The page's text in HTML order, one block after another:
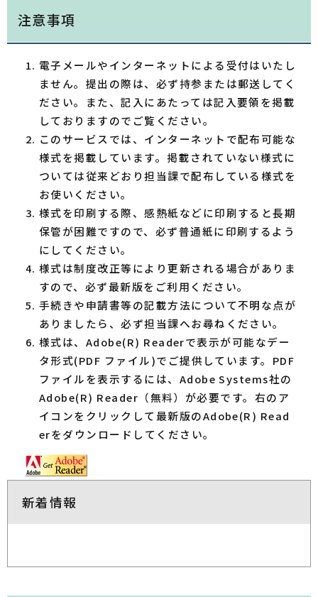
注意事項
電子メールやインターネットによる受付はいたし
ません。提出の際は、必ず持参または郵送してく
ださい。また、記入にあたっては記入要領を掲載
しておりますのでご覧ください。
このサービスでは、インターネットで配布可能な
様式を掲載しています。掲載されていない様式に
ついては従来どおり担当課で配布している様式を
お使いください。
様式を印刷する際、感熱紙などに印刷すると長期
保管が困難ですので、必ず普通紙に印刷するよう
にしてください。
様式は制度改正等により更新される場合がありま
すので、必ず最新版をご利用ください。
手続きや申請書等の記載方法について不明な点が
ありましたら、必ず担当課へお尋ねください。
様式は、Adobe(R) Readerで表示が可能なデー
タ形式(PDF ファイル)でご提供しています。PDF
ファイルを表示するには、Adobe Systems社の
Adobe(R) Reader（無料）が必要です。右のア
イコンをクリックして最新版のAdobe(R) Read
erをダウンロードしてください。
新着情報